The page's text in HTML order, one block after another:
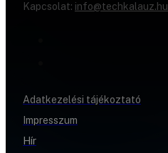
Kapcsolat: info@techkalauz.hu
Adatkezelési tájékoztató
Impresszum
Hír